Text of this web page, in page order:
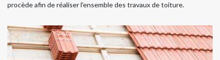
procède afin de réaliser l'ensemble des travaux de toiture.